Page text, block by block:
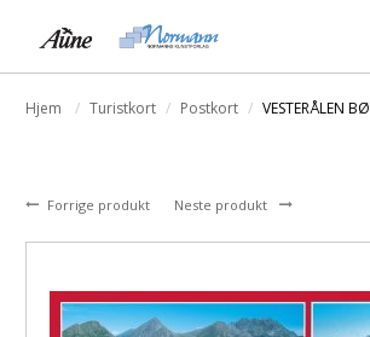
Hjem Turistkort Postkort VESTERÅLEN BØ
Forrige produkt Neste produkt